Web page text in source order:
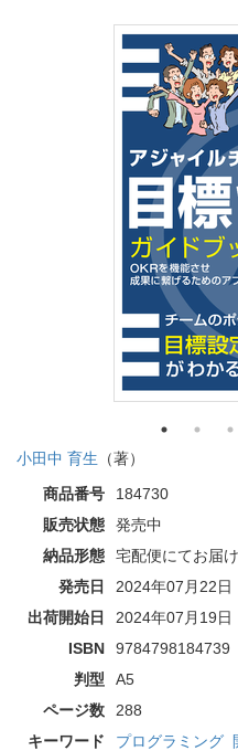
小田中 育生 （著）
商品番号
184730
販売状態
発売中
納品形態
宅配便にてお届け
発売日
2024年07月22日
出荷開始日
2024年07月19日
ISBN
9784798184739
判型
A5
ページ数
288
キーワード
プログラミング